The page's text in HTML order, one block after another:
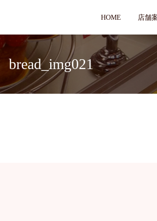
HOME 店舗
bread_img021